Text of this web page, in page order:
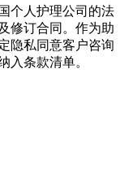
个人护理公司的法
修订合同。作为助
隐私同意客户咨询
入条款清单。